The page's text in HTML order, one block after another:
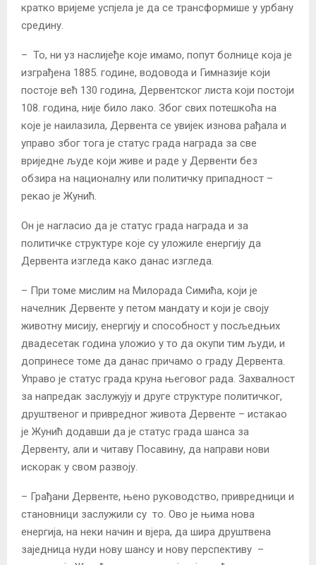
кратко вријеме успјела је да се трансформише у урбану
средину.
– То, ни уз наслијеђе које имамо, попут болнице која је
изграђена 1885. године, водовода и Гимназије који
постоје већ 130 година, Дервентског листа који постоји
108. година, није било лако. Због свих потешкоћа на
које је наилазила, Дервента се увијек изнова рађала и
управо због тога је статус града награда за све
вриједне људе који живе и раде у Дервенти без
обзира на националну или политичку припадност –
рекао је Жунић.
Он је нагласио да је статус града награда и за
политичке структуре које су уложиле енергију да
Дервента изгледа како данас изгледа.
– При томе мислим на Милорада Симића, који је
начелник Дервенте у петом мандату и који је своју
животну мисију, енергију и способност у посљедњих
двадесетак година уложио у то да окупи тим људи, и
допринесе томе да данас причамо о граду Дервента.
Управо је статус града круна његовог рада. Захвалност
за напредак заслужују и друге структуре политичког,
друштвеног и привредног живота Дервенте – истакао
је Жунић додавши да је статус града шанса за
Дервенту, али и читаву Посавину, да направи нови
искорак у свом развоју.
– Грађани Дервенте, њено руководство, привредници и
становници заслужили су то. Ово је њима нова
енергија, на неки начин и вјера, да шира друштвена
заједница нуди нову шансу и нову перспективу –